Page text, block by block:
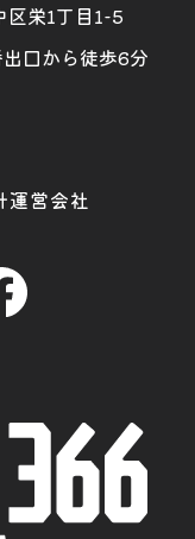
栄1丁目1-5
口から徒歩6分
運営会社